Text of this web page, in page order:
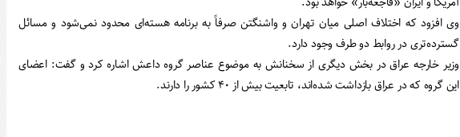
وی افزود که اختلاف اصلی میان تهران و واشنگتن صرفاً به برنامه هسته‌ای محدود نمی‌شود و مسائل
گسترده‌تری در روابط دو طرف وجود دارد.
وزیر خارجه عراق در بخش دیگری از سخنانش به موضوع عناصر گروه داعش اشاره کرد و گفت: اعضای
این گروه که در عراق بازداشت شده‌اند، تابعیت بیش از ۴۰ کشور را دارند.